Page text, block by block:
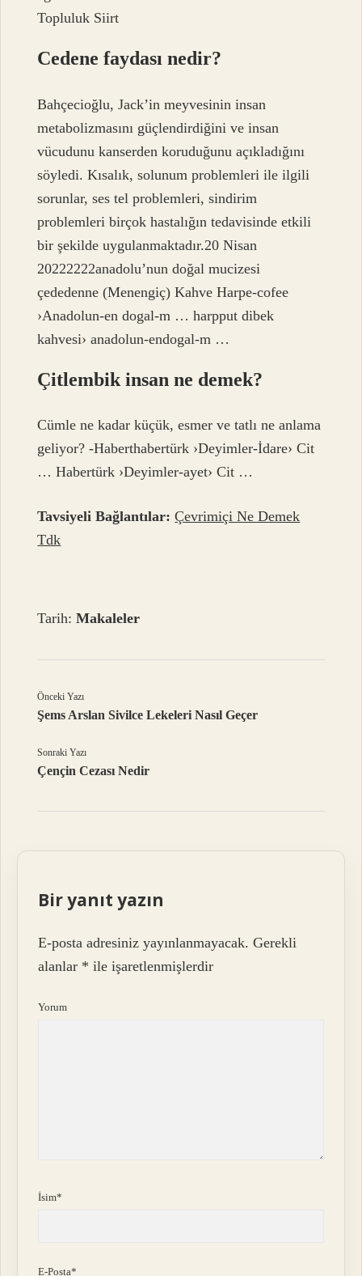
Topluluk Siirt
Cedene faydası nedir?
Bahçecioğlu, Jack’in meyvesinin insan
metabolizmasını güçlendirdiğini ve insan
vücudunu kanserden koruduğunu açıkladığını
söyledi. Kısalık, solunum problemleri ile ilgili
sorunlar, ses tel problemleri, sindirim
problemleri birçok hastalığın tedavisinde etkili
bir şekilde uygulanmaktadır.20 Nisan
20222222anadolu’nun doğal mucizesi
çededenne (Menengiç) Kahve Harpe-cofee
›Anadolun-en dogal-m … harpput dibek
kahvesi› anadolun-endogal-m …
Çitlembik insan ne demek?
Cümle ne kadar küçük, esmer ve tatlı ne anlama
geliyor? -Haberthabertürk ›Deyimler-İdare› Cit
… Habertürk ›Deyimler-ayet› Cit …
Tavsiyeli Bağlantılar: Çevrimiçi Ne Demek
Tdk
Tarih:Makaleler
Önceki Yazı
Şems Arslan Sivilce Lekeleri Nasıl Geçer
Sonraki Yazı
Çençin Cezası Nedir
Bir yanıt yazın
E-posta adresiniz yayınlanmayacak. Gerekli
alanlar * ile işaretlenmişlerdir
Yorum
İsim*
E-Posta*